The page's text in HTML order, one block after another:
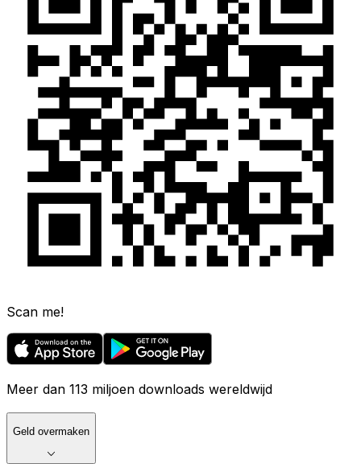
Scan me!
Meer dan 113 miljoen downloads wereldwijd
Geld overmaken